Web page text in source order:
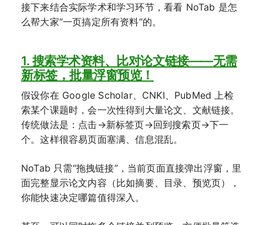
接下来结合实际学术和学习环节，看看 NoTab 是怎
么帮大家“一页搞定所有资料”的。
1. 搜索学术资料、比对论文链接——无需
新标签，批量浮窗预览！
假设你在 Google Scholar、CNKI、PubMed 上检
索某个课题时，会一次性得到大量论文、文献链接。
传统做法是：点击→新标签页→回到搜索页→下一
个。这样很容易页面塞满、信息混乱。
NoTab 只需“拖拽链接”，当前页面直接弹出浮窗，里
面完整显示论文内容（比如摘要、目录、预览页），
你能快速决定哪篇值得深入。